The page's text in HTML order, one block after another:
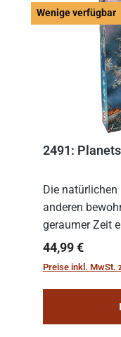
Wenige verfügbar
2491:
Die natürlichen
anderen
geraumer Zeit
sichern,
Regulärer
44,99 €
Preise inkl. MwSt.